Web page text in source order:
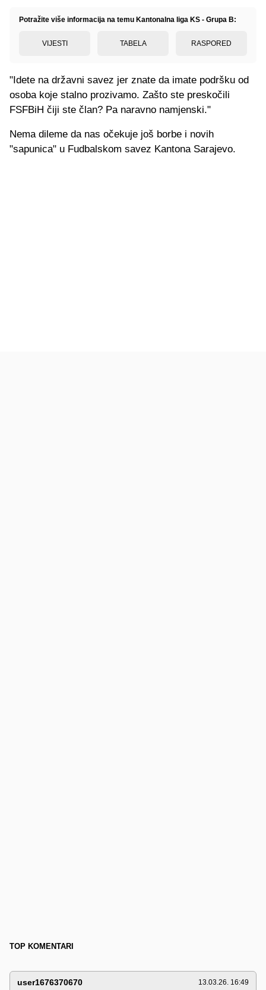
Potražite više informacija na temu Kantonalna liga KS - Grupa B:
VIJESTI TABELA RASPORED
"Idete na državni savez jer znate da imate podršku od
osoba koje stalno prozivamo. Zašto ste preskočili
FSFBiH čiji ste član? Pa naravno namjenski."
Nema dileme da nas očekuje još borbe i novih
"sapunica" u Fudbalskom savez Kantona Sarajevo.
TOP KOMENTARI
user1676370670 13.03.26. 16:49